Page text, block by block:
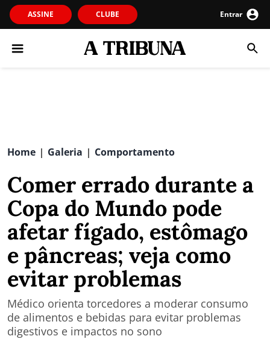
ASSINE CLUBE Entrar
Home | Galeria | Comportamento
Comer errado durante a
Copa do Mundo pode
afetar fígado, estômago
e pâncreas; veja como
evitar problemas
Médico orienta torcedores a moderar consumo
de alimentos e bebidas para evitar problemas
digestivos e impactos no sono